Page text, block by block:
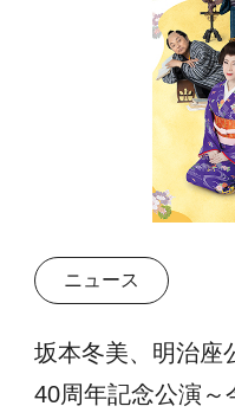
ニュース
坂本冬美、明治座
40周年記念公演～